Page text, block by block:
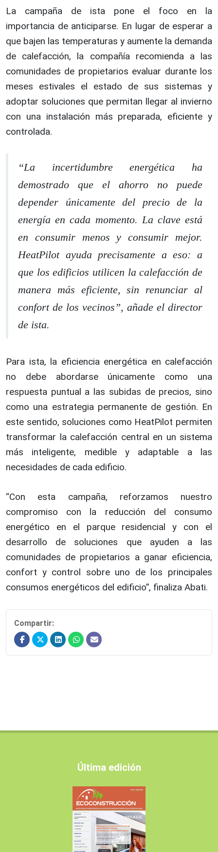
La campaña de ista pone el foco en la
importancia de anticiparse. En lugar de esperar a
que bajen las temperaturas y aumente la demanda
de calefacción, la compañía recomienda a las
comunidades de propietarios evaluar durante los
meses estivales el estado de sus sistemas y
adoptar soluciones que permitan llegar al invierno
con una instalación más preparada, eficiente y
controlada.
“La incertidumbre energética ha
demostrado que el ahorro no puede
depender únicamente del precio de la
energía en cada momento. La clave está
en consumir menos y consumir mejor.
HeatPilot ayuda precisamente a eso: a
que los edificios utilicen la calefacción de
manera más eficiente, sin renunciar al
confort de los vecinos”, añade el director
de ista.
Para ista, la eficiencia energética en calefacción
no debe abordarse únicamente como una
respuesta puntual a las subidas de precios, sino
como una estrategia permanente de gestión. En
este sentido, soluciones como HeatPilot permiten
transformar la calefacción central en un sistema
más inteligente, medible y adaptable a las
necesidades de cada edificio.
“Con esta campaña, reforzamos nuestro
compromiso con la reducción del consumo
energético en el parque residencial y con el
desarrollo de soluciones que ayuden a las
comunidades de propietarios a ganar eficiencia,
confort y control sobre uno de los principales
consumos energéticos del edificio”, finaliza Abati.
Compartir:
Última edición